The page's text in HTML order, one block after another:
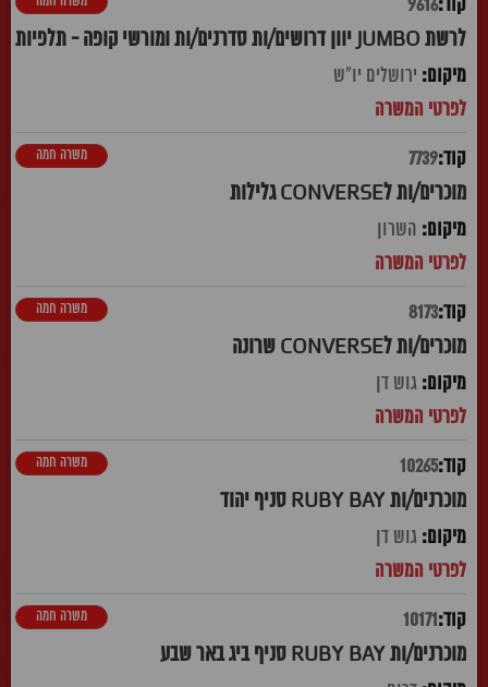
9616
לרשת JUMBO יוון דרושים/ות סדרנים/ות ומורשי קופה - תלפיות
ירושלים יו"ש
7739
מוכרים/ות לCONVERSE גלילות
משרה חמה
השרון
8173
מוכרים/ות לCONVERSE שרונה
משרה חמה
גוש דן
10265
מוכרנים/ות RUBY BAY סניף יהוד
משרה חמה
גוש דן
10171
מוכרנים/ות RUBY BAY סניף ביג באר שבע
משרה חמה